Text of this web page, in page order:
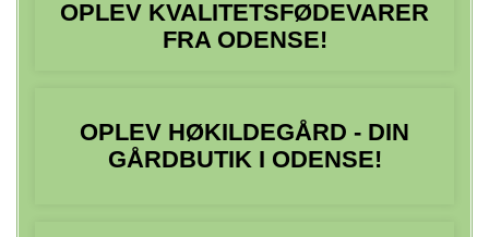
OPLEV KVALITETSFØDEVARER
FRA ODENSE!
OPLEV HØKILDEGÅRD - DIN
GÅRDBUTIK I ODENSE!